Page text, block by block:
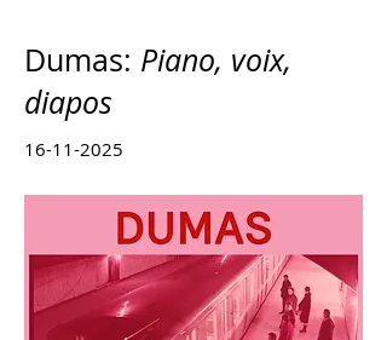
Dumas: Piano, voix,
diapos
16-11-2025